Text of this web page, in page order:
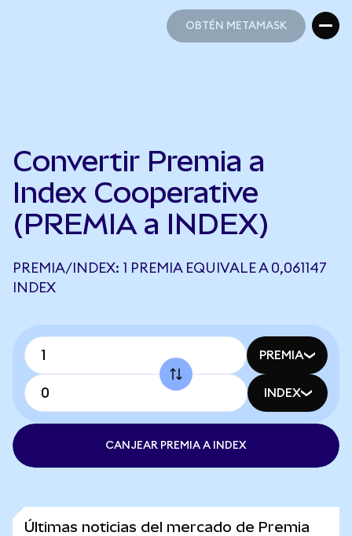
OBTÉN METAMASK
Convertir Premia a
Index Cooperative
(PREMIA a INDEX)
PREMIA/INDEX: 1 PREMIA EQUIVALE A 0,061147
INDEX
PREMIA
INDEX
CANJEAR PREMIA A INDEX
Últimas noticias del mercado de Premia